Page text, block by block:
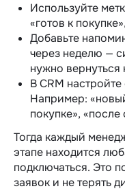
Используйте
«готов к
Добавьте
через неделю —
нужно вернуться
В CRM
Например:
покупке», «после
Тогда каждый
этапе находится
подключаться. Это
заявок и не терять